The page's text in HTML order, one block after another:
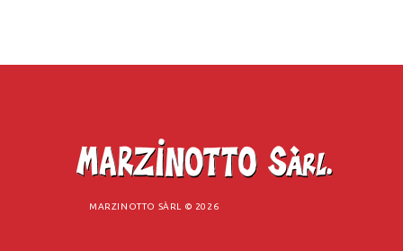
MARZINOTTO SÀRL © 2026